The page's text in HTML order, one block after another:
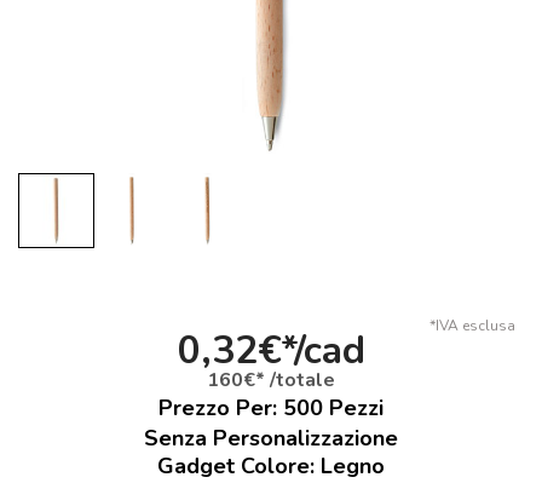
*IVA esclusa
0,32€*/cad
160€* /totale
Prezzo Per: 500 Pezzi
Senza Personalizzazione
Gadget Colore: Legno